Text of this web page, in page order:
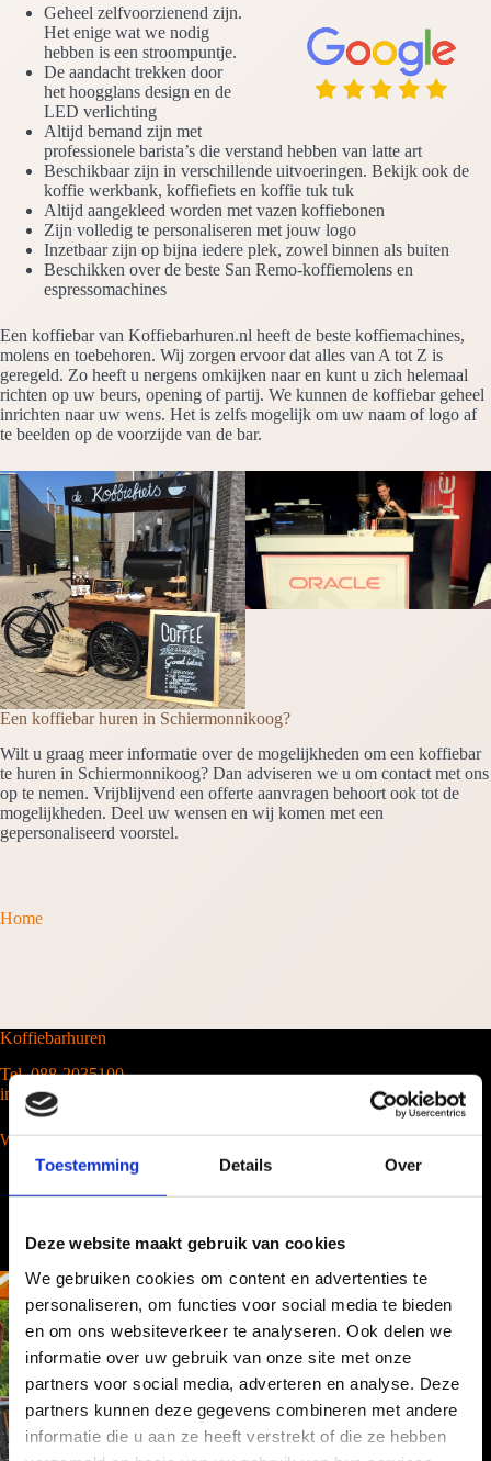
Toestemming Details Over
Deze website maakt gebruik van cookies
We gebruiken cookies om content en advertenties te
personaliseren, om functies voor social media te bieden
en om ons websiteverkeer te analyseren. Ook delen we
informatie over uw gebruik van onze site met onze
partners voor social media, adverteren en analyse. Deze
partners kunnen deze gegevens combineren met andere
informatie die u aan ze heeft verstrekt of die ze hebben
Geheel zelfvoorzienend zijn.
Het enige wat we nodig
hebben is een stroompuntje.
De aandacht trekken door
het hoogglans design en de
LED verlichting
Altijd bemand zijn met
professionele barista’s die verstand hebben van latte art
Beschikbaar zijn in verschillende uitvoeringen. Bekijk ook de
koffie werkbank, koffiefiets en koffie tuk tuk
Altijd aangekleed worden met vazen koffiebonen
Zijn volledig te personaliseren met jouw logo
Inzetbaar zijn op bijna iedere plek, zowel binnen als buiten
Beschikken over de beste San Remo-koffiemolens en
espressomachines
Een koffiebar van Koffiebarhuren.nl heeft de beste koffiemachines,
molens en toebehoren. Wij zorgen ervoor dat alles van A tot Z is
geregeld. Zo heeft u nergens omkijken naar en kunt u zich helemaal
richten op uw beurs, opening of partij. We kunnen de koffiebar geheel
inrichten naar uw wens. Het is zelfs mogelijk om uw naam of logo af
te beelden op de voorzijde van de bar.
Een koffiebar huren in Schiermonnikoog?
Wilt u graag meer informatie over de mogelijkheden om een koffiebar
te huren in Schiermonnikoog? Dan adviseren we u om contact met ons
op te nemen. Vrijblijvend een offerte aanvragen behoort ook tot de
mogelijkheden. Deel uw wensen en wij komen met een
gepersonaliseerd voorstel.
Home
Koffiebarhuren
Tel. 088-2035100
info@barcompany.nl
Wij werken landelijk